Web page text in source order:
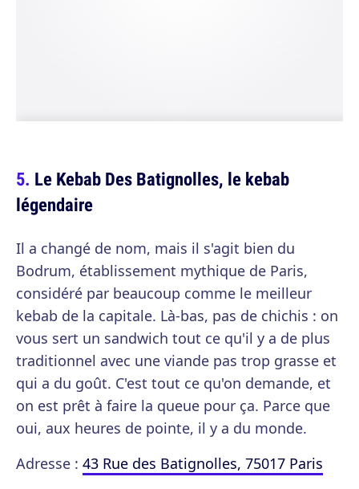
Le Kebab Des Batignolles, le kebab
légendaire
Il a changé de nom, mais il s'agit bien du
Bodrum, établissement mythique de Paris,
considéré par beaucoup comme le meilleur
kebab de la capitale. Là-bas, pas de chichis : on
vous sert un sandwich tout ce qu'il y a de plus
traditionnel avec une viande pas trop grasse et
qui a du goût. C'est tout ce qu'on demande, et
on est prêt à faire la queue pour ça. Parce que
oui, aux heures de pointe, il y a du monde.
Adresse : 43 Rue des Batignolles, 75017 Paris